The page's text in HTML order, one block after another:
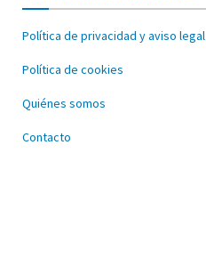
Política de privacidad y aviso legal
Política de cookies
Quiénes somos
Contacto